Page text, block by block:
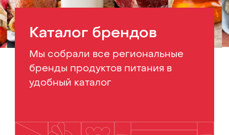
Каталог брендов
Мы собрали все региональные
бренды продуктов питания в
удобный каталог